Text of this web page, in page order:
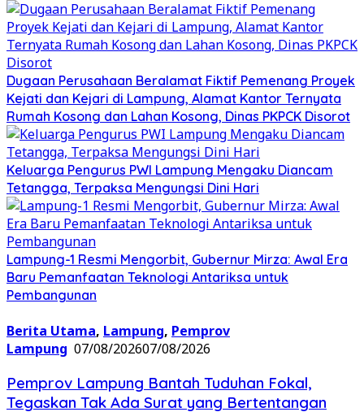
Dugaan Perusahaan Beralamat Fiktif Pemenang Proyek
Kejati dan Kejari di Lampung, Alamat Kantor Ternyata
Rumah Kosong dan Lahan Kosong, Dinas PKPCK Disorot
Keluarga Pengurus PWI Lampung Mengaku Diancam
Tetangga, Terpaksa Mengungsi Dini Hari
Lampung-1 Resmi Mengorbit, Gubernur Mirza: Awal Era
Baru Pemanfaatan Teknologi Antariksa untuk
Pembangunan
Berita Utama, Lampung, Pemprov
Lampung 07/08/202607/08/2026
Pemprov Lampung Bantah Tuduhan Fokal,
Tegaskan Tak Ada Surat yang Bertentangan